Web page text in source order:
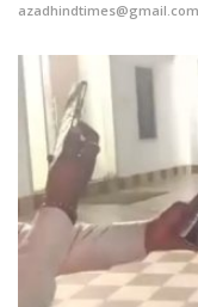
azadhindtimes@gmail.com